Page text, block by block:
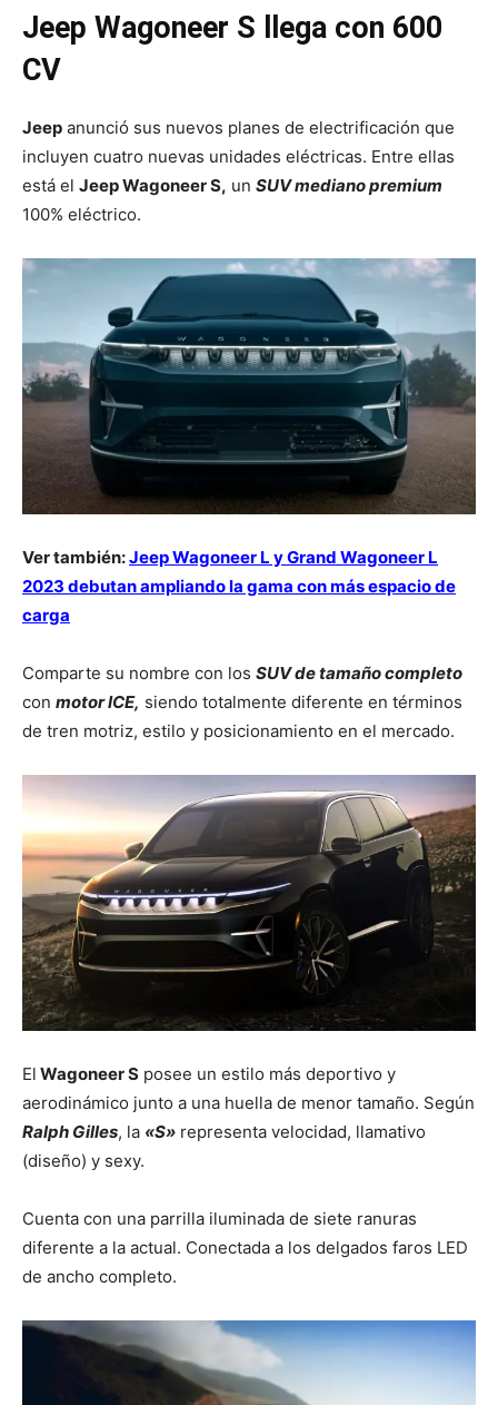
Jeep Wagoneer S llega con 600
CV
Jeep anunció sus nuevos planes de electrificación que
incluyen cuatro nuevas unidades eléctricas. Entre ellas
está el Jeep Wagoneer S, un SUV mediano premium
100% eléctrico.
Ver también:Jeep Wagoneer L y Grand Wagoneer L
2023 debutan ampliando la gama con más espacio de
carga
Comparte su nombre con los SUV de tamaño completo
con motor ICE, siendo totalmente diferente en términos
de tren motriz, estilo y posicionamiento en el mercado.
El Wagoneer S posee un estilo más deportivo y
aerodinámico junto a una huella de menor tamaño. Según
Ralph Gilles, la «S» representa velocidad, llamativo
(diseño) y sexy.
Cuenta con una parrilla iluminada de siete ranuras
diferente a la actual. Conectada a los delgados faros LED
de ancho completo.